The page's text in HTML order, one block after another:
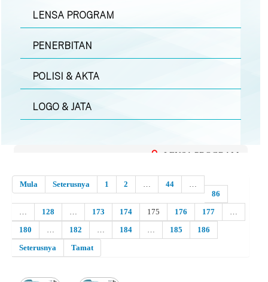
LENSA PROGRAM
PENERBITAN
POLISI & AKTA
LOGO & JATA
LENSA PROGRAM
Mula Seterusnya 1 2 … 44
…
86
…
128 … 173 174 175 176 177
…
180
… 182 … 184 … 185
186
Seterusnya
Tamat